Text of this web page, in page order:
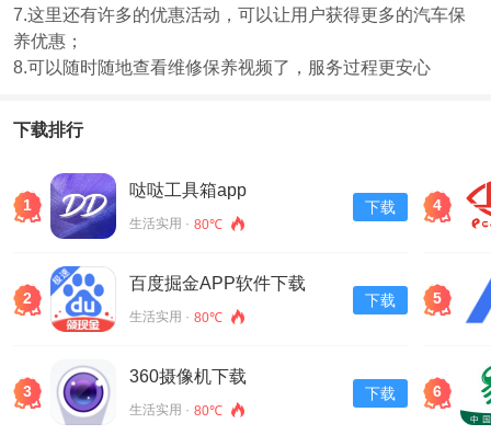
7.这里还有许多的优惠活动，可以让用户获得更多的汽车保
养优惠；
8.可以随时随地查看维修保养视频了，服务过程更安心
下载排行
1
哒哒工具箱app
生活实用 · 80℃
下载
2
百度掘金APP软件下载
v13.30.0.11
生活实用 · 80℃
下载
3
360摄像机下载
生活实用 · 80℃
下载
4
5
6